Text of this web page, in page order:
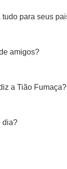
para seus
amigos?
a Tião Fumaça?
dia?